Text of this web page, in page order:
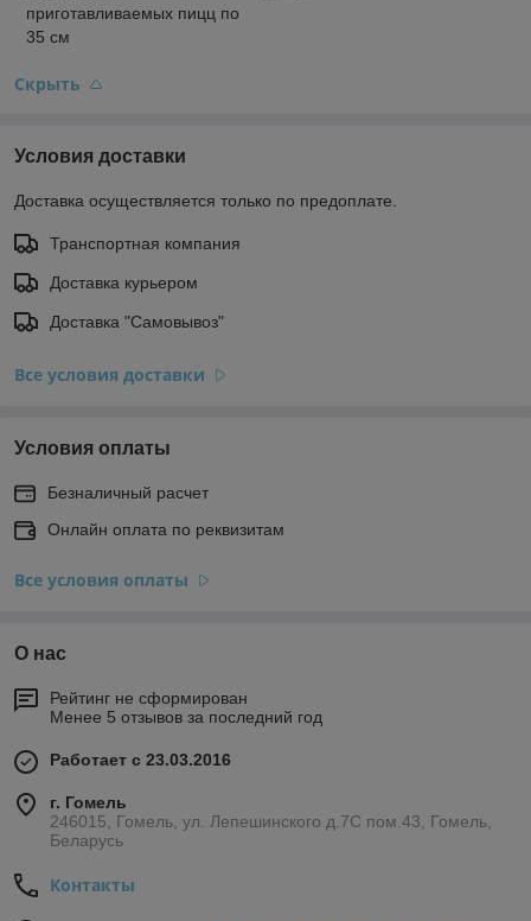
приготавливаемых пицц по
35 см
Скрыть
Условия доставки
Доставка осуществляется только по предоплате.
Транспортная компания
Доставка курьером
Доставка "Самовывоз"
Все условия доставки
Условия оплаты
Безналичный расчет
Онлайн оплата по реквизитам
Все условия оплаты
О нас
Рейтинг не сформирован
Менее 5 отзывов за последний год
Работает с 23.03.2016
г. Гомель
246015, Гомель, ул. Лепешинского д.7С пом.43, Гомель,
Беларусь
Контакты